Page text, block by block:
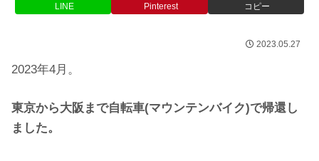
LINE Pinterest コピー
2023.05.27
2023年4月。
東京から大阪まで自転車(マウンテンバイク)で帰還し
ました。